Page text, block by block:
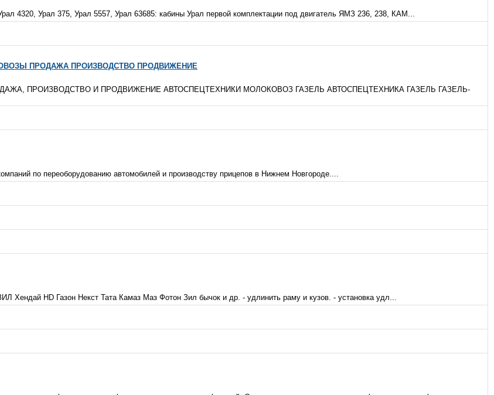
4320, Урал 375, Урал 5557, Урал 63685: кабины Урал первой комплектации под двигатель ЯМЗ 236, 238, КАМ...
ПРОДАЖА ПРОИЗВОДСТВО ПРОДВИЖЕНИЕ
ПРОИЗВОДСТВО И ПРОДВИЖЕНИЕ АВТОСПЕЦТЕХНИКИ МОЛОКОВОЗ ГАЗЕЛЬ АВТОСПЕЦТЕХНИКА ГАЗЕЛЬ ГАЗЕЛЬ-
по переоборудованию автомобилей и производству прицепов в Нижнем Новгороде....
Хендай HD Газон Некст Тата Камаз Маз Фотон Зил бычок и др. - удлинить раму и кузов. - установка удл...